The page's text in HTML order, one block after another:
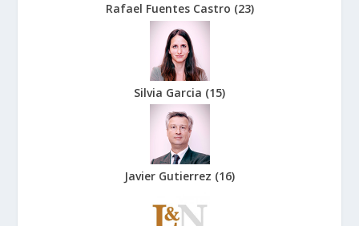
Rafael Fuentes Castro (23)
Silvia Garcia (15)
Javier Gutierrez (16)